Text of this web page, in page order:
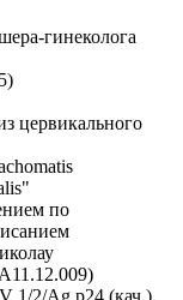
гинеколога
цервикального
по
1/2/Ag p24 (кач.),